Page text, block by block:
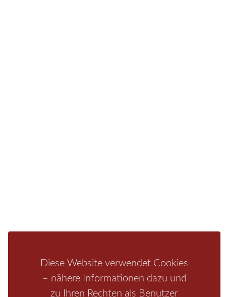
Diese Website verwendet Cookies
– nähere Informationen dazu und
zu Ihren Rechten als Benutzer
Mediathek